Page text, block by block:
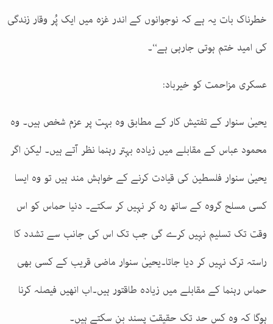
خطرناک بات یہ ہے کہ نوجوانوں کے اندر غزہ میں ایک پُر وقار زندگی
کی امید ختم ہوتی جارہی ہے‘‘۔
عسکری مزاحمت کو خیرباد:
یحییٰ سنوار کے تفتیش کار کے مطابق وہ بہت پر عزم شخص ہیں۔ وہ
محمود عباس کے مقابلے میں زیادہ بہتر رہنما نظر آتے ہیں۔ لیکن اگر
یحییٰ سنوار فلسطین کی قیادت کرنے کے خواہش مند ہیں تو وہ ایسا
کسی مسلح گروہ کے ساتھ رہ کر نہیں کر سکتے۔ دنیا حماس کو اس
وقت تک تسلیم نہیں کرے گی جب تک اس کی جانب سے تشدد کا
راستہ ترک نہیں کر دیا جاتا۔یحییٰ سنوار ماضی قریب کے کسی بھی
حماس رہنما کے مقابلے میں زیادہ طاقتور ہیں۔اب انھیں فیصلہ کرنا
ہوگا کہ وہ کس حد تک حقیقت پسند بن سکتے ہیں۔